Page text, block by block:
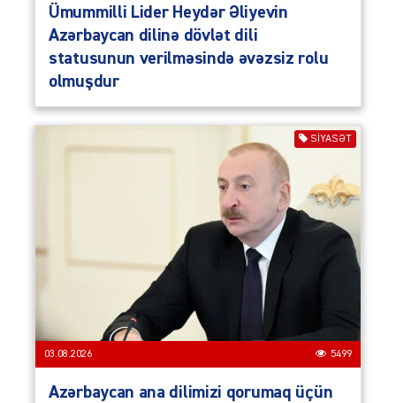
Ümummilli Lider Heydər Əliyevin
Azərbaycan dilinə dövlət dili
statusunun verilməsində əvəzsiz rolu
olmuşdur
SIYASƏT
03.08.2026 5499
Azərbaycan ana dilimizi qorumaq üçün